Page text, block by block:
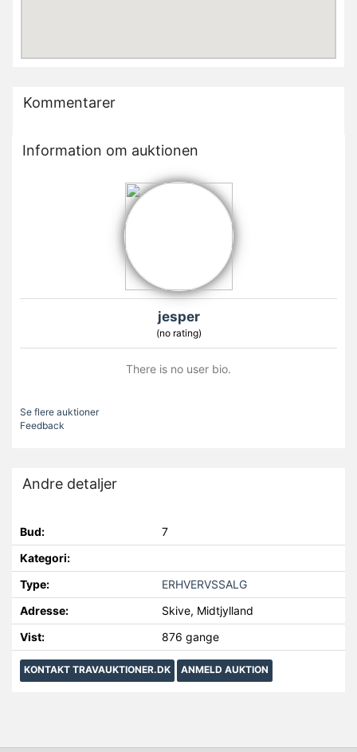
Kommentarer
Information om auktionen
jesper
(no rating)
There is no user bio.
Se flere auktioner
Feedback
Andre detaljer
Bud:
7
Kategori:
Type:
ERHVERVSSALG
Adresse:
Skive, Midtjylland
Vist:
876 gange
KONTAKT TRAVAUKTIONER.DK ANMELD AUKTION